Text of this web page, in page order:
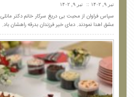
تیر ۹, ۱۴۰۲ تیر ۹, ۱۴۰۲
عشق اهدا نمودند. دعای خیر فرزندان بدرقه راهشان باد.